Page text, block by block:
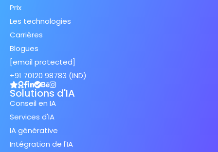
Prix
Les technologies
Carrières
Blogues
[email protected]
+91 70120 98783 (IND)
Solutions d'IA
Conseil en IA
Services d'IA
IA générative
Intégration de l'IA